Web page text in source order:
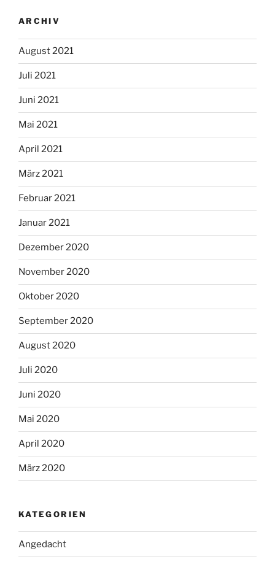
ARCHIV
August 2021
Juli 2021
Juni 2021
Mai 2021
April 2021
März 2021
Februar 2021
Januar 2021
Dezember 2020
November 2020
Oktober 2020
September 2020
August 2020
Juli 2020
Juni 2020
Mai 2020
April 2020
März 2020
KATEGORIEN
Angedacht